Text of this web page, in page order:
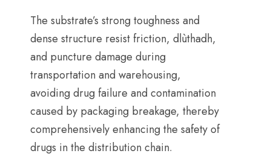
The substrate’s strong toughness and
dense structure resist friction, dlùthadh,
and puncture damage during
transportation and warehousing,
avoiding drug failure and contamination
caused by packaging breakage, thereby
comprehensively enhancing the safety of
drugs in the distribution chain.